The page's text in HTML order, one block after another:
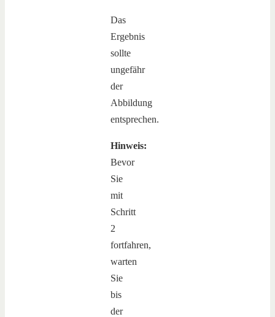
Das
Ergebnis
sollte
ungefähr
der
Abbildung
entsprechen.
Hinweis:
Bevor
Sie
mit
Schritt
2
fortfahren,
warten
Sie
bis
der